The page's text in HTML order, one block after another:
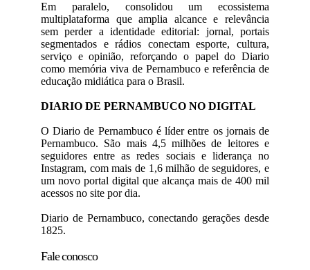
Em paralelo, consolidou um ecossistema
multiplataforma que amplia alcance e relevância
sem perder a identidade editorial: jornal, portais
segmentados e rádios conectam esporte, cultura,
serviço e opinião, reforçando o papel do Diario
como memória viva de Pernambuco e referência de
educação midiática para o Brasil.
DIARIO DE PERNAMBUCO NO DIGITAL
O Diario de Pernambuco é líder entre os jornais de
Pernambuco. São mais 4,5 milhões de leitores e
seguidores entre as redes sociais e liderança no
Instagram, com mais de 1,6 milhão de seguidores, e
um novo portal digital que alcança mais de 400 mil
acessos no site por dia.
Diario de Pernambuco, conectando gerações desde
1825.
Fale conosco